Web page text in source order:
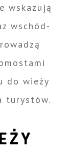
wskazują
wschód-
do wieży
turystów.